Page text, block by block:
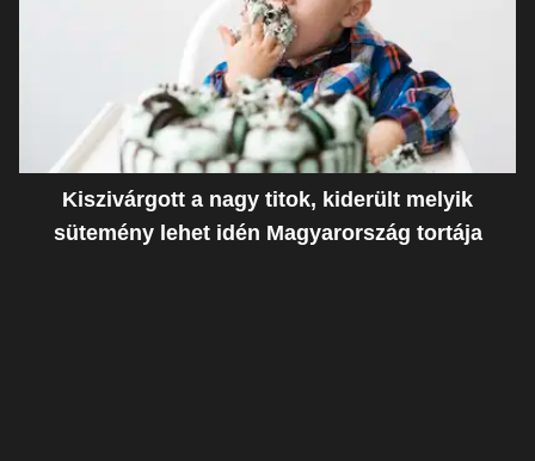
Kiszivárgott a nagy titok, kiderült melyik
sütemény lehet idén Magyarország tortája